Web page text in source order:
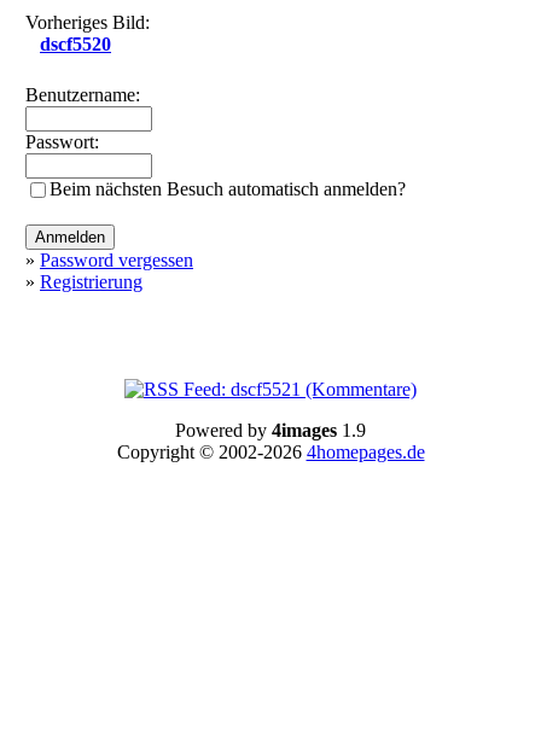
Vorheriges Bild:
dscf5520
Benutzername:
Passwort:
Beim nächsten Besuch automatisch anmelden?
» Password vergessen
» Registrierung
Powered by 4images 1.9
Copyright © 2002-2026 4homepages.de